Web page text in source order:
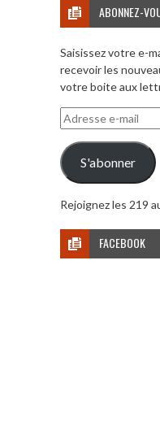
ABONNEZ-
Saisissez votre e-
recevoir les
votre boite aux
Adresse
e-
mail
S'abonner
Rejoignez les 219
FACEBOOK